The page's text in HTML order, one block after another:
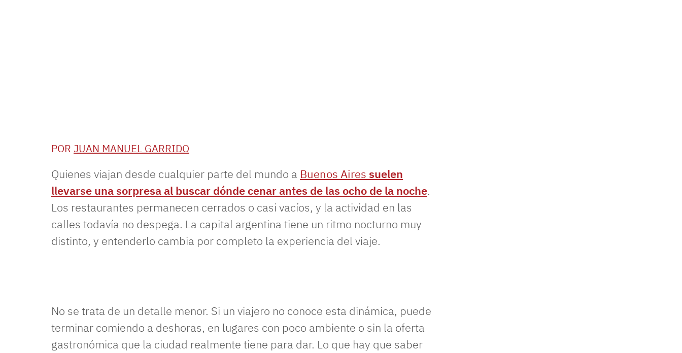
POR JUAN MANUEL GARRIDO
Quienes viajan desde cualquier parte del mundo a Buenos Aires suelen
llevarse una sorpresa al buscar dónde cenar antes de las ocho de la noche.
Los restaurantes permanecen cerrados o casi vacíos, y la actividad en las
calles todavía no despega. La capital argentina tiene un ritmo nocturno muy
distinto, y entenderlo cambia por completo la experiencia del viaje.
No se trata de un detalle menor. Si un viajero no conoce esta dinámica, puede
terminar comiendo a deshoras, en lugares con poco ambiente o sin la oferta
gastronómica que la ciudad realmente tiene para dar. Lo que hay que saber